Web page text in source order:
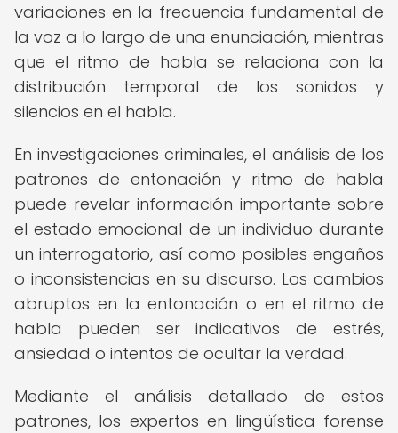
variaciones en la frecuencia fundamental de
la voz a lo largo de una enunciación, mientras
que el ritmo de habla se relaciona con la
distribución temporal de los sonidos y
silencios en el habla.
En investigaciones criminales, el análisis de los
patrones de entonación y ritmo de habla
puede revelar información importante sobre
el estado emocional de un individuo durante
un interrogatorio, así como posibles engaños
o inconsistencias en su discurso. Los cambios
abruptos en la entonación o en el ritmo de
habla pueden ser indicativos de estrés,
ansiedad o intentos de ocultar la verdad.
Mediante el análisis detallado de estos
patrones, los expertos en lingüística forense